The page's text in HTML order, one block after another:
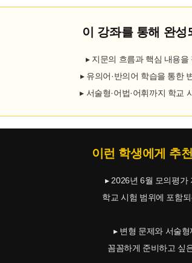
이 강좌를 통해 완성
▸ 지문의 흐름과 핵심 내용을
▸ 유의어·반의어 학습을 통한
▸ 서술형·어법·어휘까지 학교
이런 학생에게 추
▸ 2026년 6월 모의평가
학교 시험 범위에 포함
▸ 변형 문제와 서술형
꼼꼼하게 준비하고 싶